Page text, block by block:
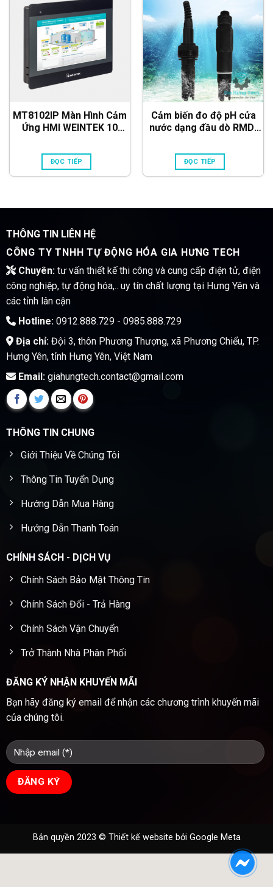
MT8102IP Màn Hình Cảm
Ứng HMI WEINTEK 10
RS485, LAN
ĐỌC TIẾP
Cảm biến đo độ pH cửa
nước dạng đầu dò RMD-
20mA)
ĐỌC TIẾP
THÔNG TIN LIÊN HỆ
CÔNG TY TNHH TỰ ĐỘNG HÓA GIA HƯNG TECH
Chuyên:tư vấn thiết kế thi công và cung cấp điện tử, điện
công nghiệp, tự động hóa,.. uy tín chất lượng tại Hưng Yên và
các tỉnh lân cận
Hotline:0912.888.729 - 0985.888.729
Địa chỉ:Đội 3, thôn Phương Thượng, xã Phương Chiểu, TP.
Hưng Yên, tỉnh Hưng Yên, Việt Nam
Email:giahungtech.contact@gmail.com
THÔNG TIN CHUNG
Giới Thiệu Về Chúng Tôi
Thông Tin Tuyển Dụng
Hướng Dẫn Mua Hàng
Hướng Dẫn Thanh Toán
CHÍNH SÁCH - DỊCH VỤ
Chính Sách Bảo Mật Thông Tin
Chính Sách Đổi - Trả Hàng
Chính Sách Vận Chuyển
Trở Thành Nhà Phân Phối
ĐĂNG KÝ NHẬN KHUYẾN MÃI
Bạn hãy đăng ký email để nhận các chương trình khuyến mãi
của chúng tôi.
Bản quyền 2023 © Thiết kế website bởi Google Meta